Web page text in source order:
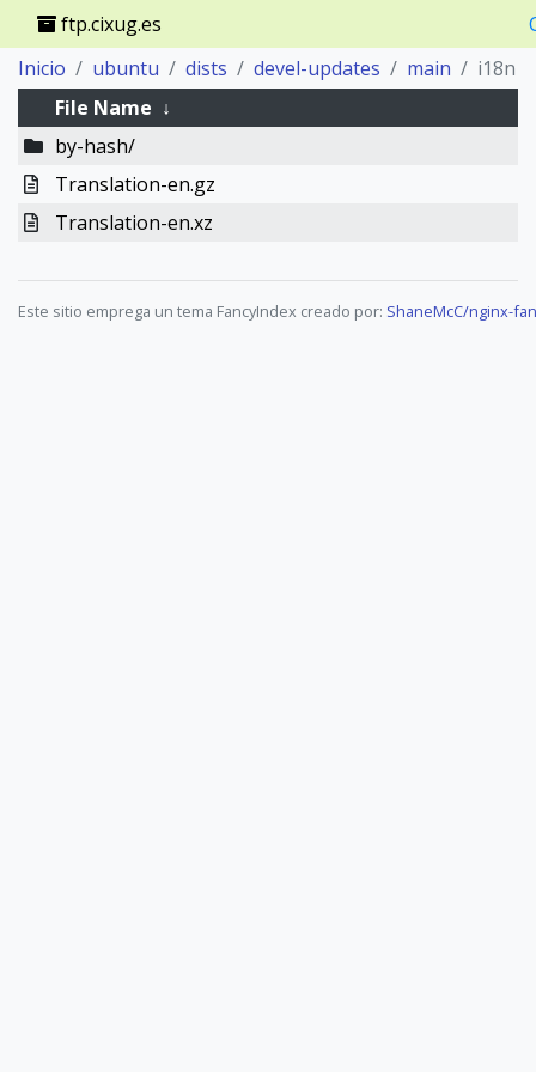
ftp.cixug.es
Inicio
ubuntu dists devel-updates main
i18n
File Name ↓
by-hash/
Translation-en.gz
Translation-en.xz
Este sitio emprega un tema FancyIndex creado por: ShaneMcC/nginx-